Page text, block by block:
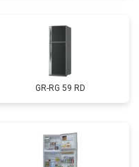
GR-RG 59 RD